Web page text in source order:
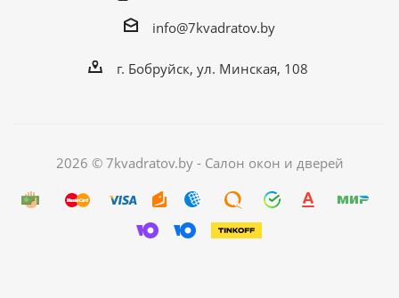
info@7kvadratov.by
г. Бобруйск, ул. Минская, 108
2026 © 7kvadratov.by - Салон окон и дверей